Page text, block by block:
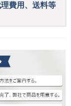
費用、送料等